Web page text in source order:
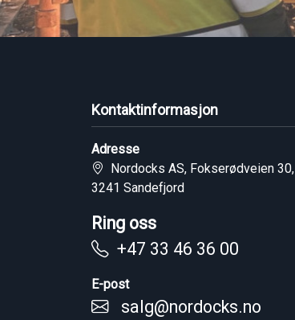
Kontaktinformasjon
Adresse
Nordocks AS, Fokserødveien 30,
3241 Sandefjord
Ring oss
+47 33 46 36 00
E-post
salg@nordocks.no